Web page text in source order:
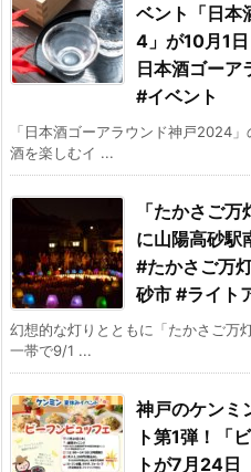
ベント「日本
4」が10月1
日本酒ゴー
#イベント
「日本酒ゴーアラウンド神戸2024
酒を楽しむイ ...
「たかさご
に山陽高砂駅
#たかさご万
砂市 #ライト
幻想的な灯りとともに「たかさご万
一帯で9/1 ...
神戸のケンミ
ト第1弾！「
トが7月24日